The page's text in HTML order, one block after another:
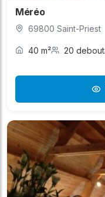
Méréo
69800 Saint-Priest
40 m² 20 debout